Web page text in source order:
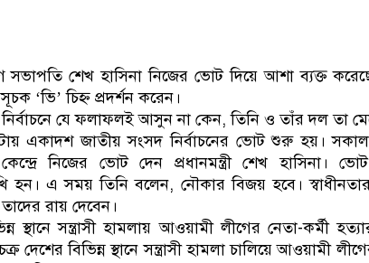
ডাকাতির
সভাপতি শেখ হাসিনা নিজের ভোট দিয়ে আশা ব্যক্ত
‘ভি’ চিহ্ন প্রদর্শন করেন।
নির্বাচনে যে ফলাফলই আসুন না কেন, তিনি ও তাঁর দল তা
একাদশ জাতীয় সংসদ নির্বাচনের ভোট শুরু হয়।
নিজের ভোট দেন প্রধানমন্ত্রী শেখ হাসিনা।
হন। এ সময় তিনি বলেন, নৌকার বিজয় হবে।
রায় দেবেন।
স্থানে সন্ত্রাসী হামলায় আওয়ামী লীগের নেতা-কর্মী
দেশের বিভিন্ন স্থানে সন্ত্রাসী হামলা চালিয়ে আওয়ামী